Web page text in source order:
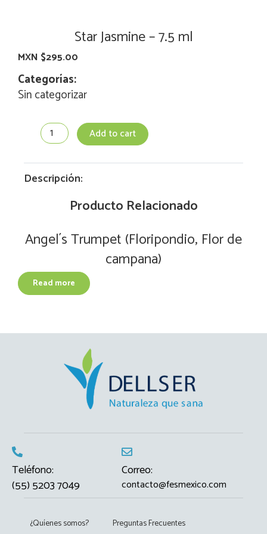
Star Jasmine – 7.5 ml
MXN $295.00
Categorías:
Sin categorizar
Jasmine
7.5
ml
Add to cart
Descripción:
Producto Relacionado
Angel´s Trumpet (Floripondio, Flor de
campana)
Read more
Teléfono:
(55) 5203 7049
Correo:
contacto@fesmexico.com
¿Quíenes somos? Preguntas Frecuentes